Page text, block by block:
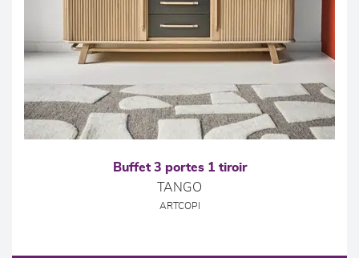
Buffet 3 portes 1 tiroir
TANGO
ARTCOPI